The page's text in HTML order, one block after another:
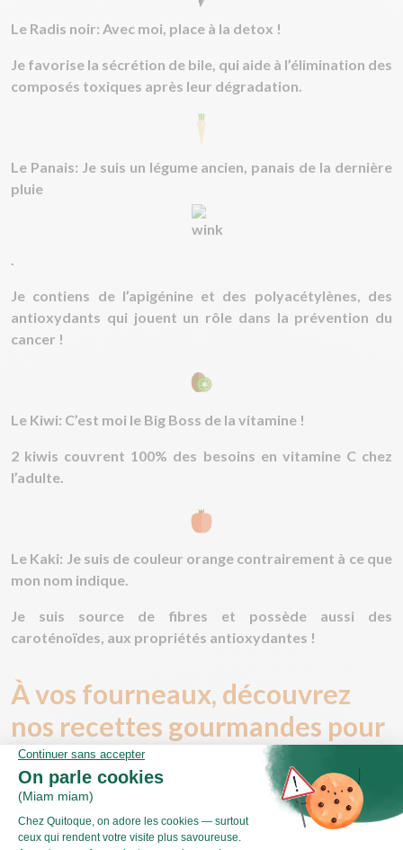
Le Radis noir: Avec moi, place à la detox !
Je favorise la sécrétion de bile, qui aide à l’élimination des
composés toxiques après leur dégradation.
Le Panais: Je suis un légume ancien, panais de la dernière
pluie
.
Je contiens de l’apigénine et des polyacétylènes, des
antioxydants qui jouent un rôle dans la prévention du
cancer !
Le Kiwi: C’est moi le Big Boss de la vitamine !
2 kiwis couvrent 100% des besoins en vitamine C chez
l’adulte.
Le Kaki: Je suis de couleur orange contrairement à ce que
mon nom indique.
Je suis source de fibres et possède aussi des
caroténoïdes, aux propriétés antioxydantes !
À vos fourneaux, découvrez
nos recettes gourmandes pour
janvier !
Comme chaque semaine, notre équipe Miam vous
concocte des plats à la fois riches en goût et bons pour
votre santé.